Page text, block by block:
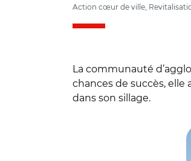
Action cœur de ville,
La communauté
chances de succès,
dans son sillage.